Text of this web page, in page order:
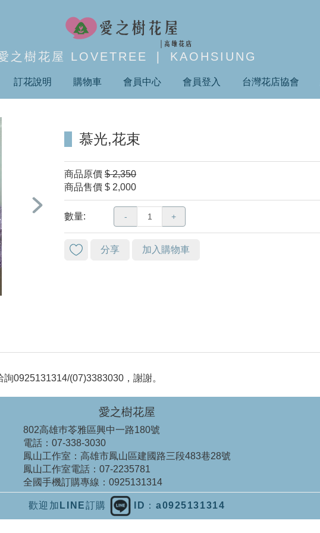
之樹花屋 LOVETREE ❘ KAOHSIUNG
訂花說明 購物車 會員中心 會員登入 台灣花店協會
慕光,花束
商品原價 $ 2,350
商品售價 $ 2,000
數量: - +
分享 加入購物車
0925131314/(07)3383030，謝謝。
愛之樹花屋
802高雄巿苓雅區興中一路180號
電話： 07-338-3030
鳳山工作室： 高雄市鳳山區建國路三段483巷28號
鳳山工作室電話： 07-2235781
全國手機訂購專線： 0925131314
歡迎加LINE訂購 ID：a0925131314